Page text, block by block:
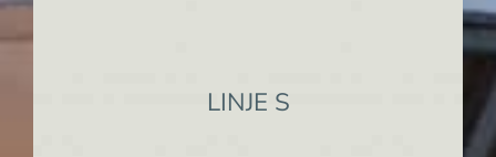
LINJE S
Information om Linje S
SPRÅK och INTEGRATION